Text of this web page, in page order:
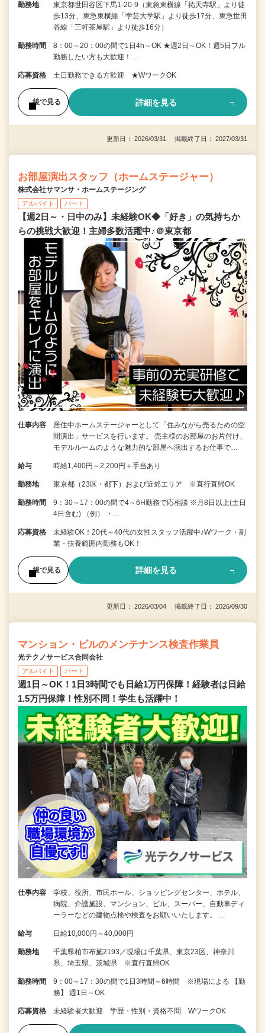
勤務地
東京都世田谷区下馬1-20-9（東急東横線「祐天寺駅」より徒
歩13分、東急東横線「学芸大学駅」より徒歩17分、東急世田
谷線「三軒茶屋駅」より徒歩16分）
勤務時間
8：00～20：00の間で1日4h～OK ★週2日～OK！週5日フル
勤務したい方も大歓迎！…
応募資格 土日勤務できる方歓迎 ★WワークOK
後で見る 詳細を見る
更新日： 2026/03/31 掲載終了日： 2027/03/31
お部屋演出スタッフ（ホームステージャー）
株式会社サマンサ・ホームステージング
アルバイト パート
【週2日～・日中のみ】未経験OK◆「好き」の気持ちか
らの挑戦大歓迎！主婦多数活躍中♪＠東京都
仕事内容
居住中ホームステージャーとして「住みながら売るための空
間演出」サービスを行います。 売主様のお部屋のお片付け、
モデルルームのような魅力的な部屋へ演出するお仕事で…
給与 時給1,400円～2,200円＋手当あり
勤務地 東京都（23区・都下）および近郊エリア ※直行直帰OK
勤務時間
9：30～17：00の間で4～6H勤務で応相談 ※月8日以上(土日
4日含む) （例） ・…
応募資格
未経験OK！20代～40代の女性スタッフ活躍中♪Wワーク・副
業・扶養範囲内勤務もOK！
後で見る 詳細を見る
更新日： 2026/03/04 掲載終了日： 2026/09/30
マンション・ビルのメンテナンス検査作業員
光テクノサービス合同会社
アルバイト パート
週1日～OK！1日3時間でも日給1万円保障！経験者は日給
1.5万円保障！性別不問！学生も活躍中！
仕事内容
学校、役所、市民ホール、ショッピングセンター、ホテル、
病院、介護施設、マンション、ビル、スーパー、自動車ディ
ーラーなどの建物点検や検査をお願いいたします。 …
給与 日給10,000円～40,000円
勤務地
千葉県柏市布施2193／現場は千葉県、東京23区、神奈川
県、埼玉県、茨城県 ※直行直帰OK
勤務時間
9：00～17：30の間で1日3時間～6時間 ※現場による 【勤
務】 週1日～OK
応募資格 未経験者大歓迎 学歴・性別・資格不問 WワークOK